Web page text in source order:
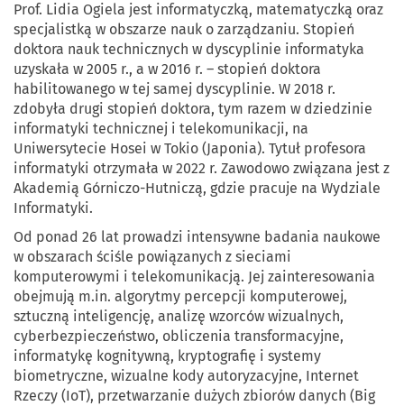
Prof. Lidia Ogiela jest informatyczką, matematyczką oraz
specjalistką w obszarze nauk o zarządzaniu. Stopień
doktora nauk technicznych w dyscyplinie informatyka
uzyskała w 2005 r., a w 2016 r. – stopień doktora
habilitowanego w tej samej dyscyplinie. W 2018 r.
zdobyła drugi stopień doktora, tym razem w dziedzinie
informatyki technicznej i telekomunikacji, na
Uniwersytecie Hosei w Tokio (Japonia). Tytuł profesora
informatyki otrzymała w 2022 r. Zawodowo związana jest z
Akademią Górniczo-Hutniczą, gdzie pracuje na Wydziale
Informatyki.
Od ponad 26 lat prowadzi intensywne badania naukowe
w obszarach ściśle powiązanych z sieciami
komputerowymi i telekomunikacją. Jej zainteresowania
obejmują m.in. algorytmy percepcji komputerowej,
sztuczną inteligencję, analizę wzorców wizualnych,
cyberbezpieczeństwo, obliczenia transformacyjne,
informatykę kognitywną, kryptografię i systemy
biometryczne, wizualne kody autoryzacyjne, Internet
Rzeczy (IoT), przetwarzanie dużych zbiorów danych (Big